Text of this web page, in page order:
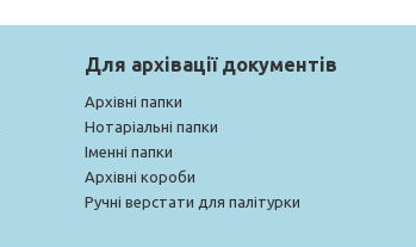
Для архівації документів
Архівні папки
Нотаріальні папки
Іменні папки
Архівні короби
Ручні верстати для палітурки